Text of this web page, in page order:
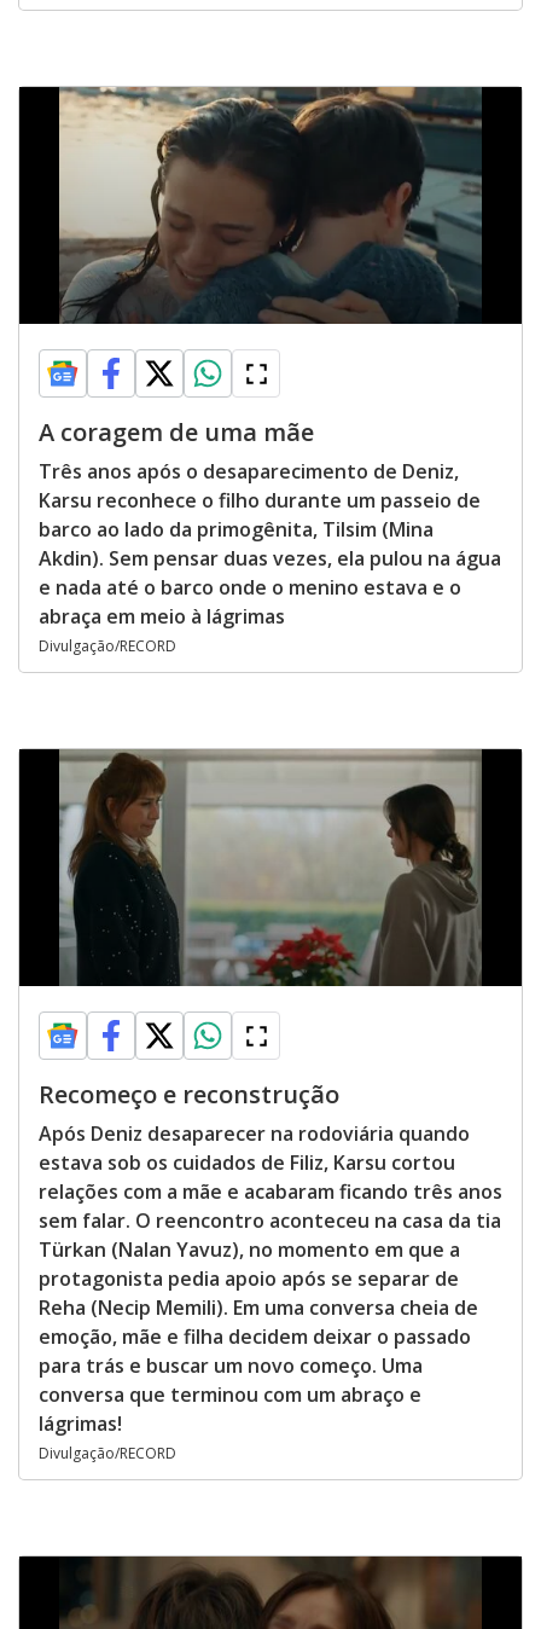
A coragem de uma mãe
Três anos após o desaparecimento de Deniz,
Karsu reconhece o filho durante um passeio de
barco ao lado da primogênita, Tilsim (Mina
Akdin). Sem pensar duas vezes, ela pulou na água
e nada até o barco onde o menino estava e o
abraça em meio à lágrimas
Divulgação/RECORD
Recomeço e reconstrução
Após Deniz desaparecer na rodoviária quando
estava sob os cuidados de Filiz, Karsu cortou
relações com a mãe e acabaram ficando três anos
sem falar. O reencontro aconteceu na casa da tia
Türkan (Nalan Yavuz), no momento em que a
protagonista pedia apoio após se separar de
Reha (Necip Memili). Em uma conversa cheia de
emoção, mãe e filha decidem deixar o passado
para trás e buscar um novo começo. Uma
conversa que terminou com um abraço e
lágrimas!
Divulgação/RECORD